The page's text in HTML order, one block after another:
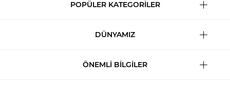
POPÜLER KATEGORİLER
DÜNYAMIZ
ÖNEMLİ BİLGİLER